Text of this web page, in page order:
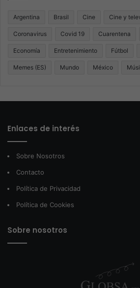
Argentina Brasil Cine Cine y
Coronavirus Covid 19 Cuarentena
Economía Entretenimiento Fútbol
Memes (ES) Mundo México
Enlaces de interés
Sobre Nosotros
Contacto
Política de Privacidad
Política de Cookies
Sobre nosotros